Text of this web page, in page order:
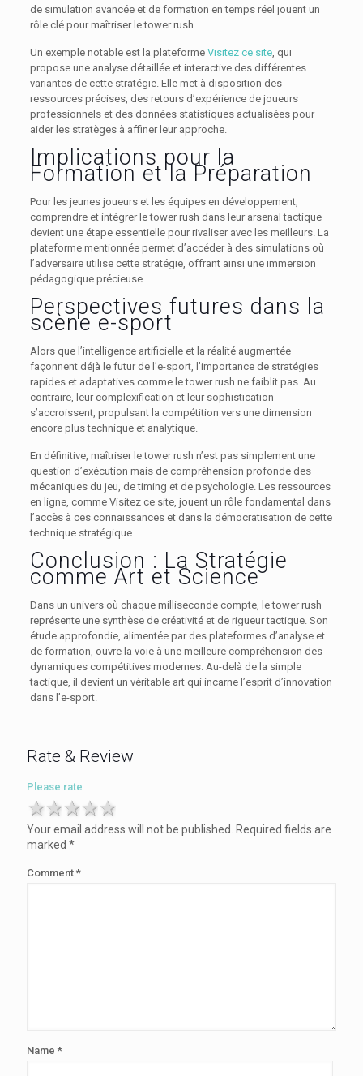
de simulation avancée et de formation en temps réel jouent un
rôle clé pour maîtriser le tower rush.
Un exemple notable est la plateforme Visitez ce site, qui
propose une analyse détaillée et interactive des différentes
variantes de cette stratégie. Elle met à disposition des
ressources précises, des retours d’expérience de joueurs
professionnels et des données statistiques actualisées pour
aider les stratèges à affiner leur approche.
Implications pour la
Formation et la Préparation
Pour les jeunes joueurs et les équipes en développement,
comprendre et intégrer le tower rush dans leur arsenal tactique
devient une étape essentielle pour rivaliser avec les meilleurs. La
plateforme mentionnée permet d’accéder à des simulations où
l’adversaire utilise cette stratégie, offrant ainsi une immersion
pédagogique précieuse.
Perspectives futures dans la
scène e-sport
Alors que l’intelligence artificielle et la réalité augmentée
façonnent déjà le futur de l’e-sport, l’importance de stratégies
rapides et adaptatives comme le tower rush ne faiblit pas. Au
contraire, leur complexification et leur sophistication
s’accroissent, propulsant la compétition vers une dimension
encore plus technique et analytique.
En définitive, maîtriser le tower rush n’est pas simplement une
question d’exécution mais de compréhension profonde des
mécaniques du jeu, de timing et de psychologie. Les ressources
en ligne, comme Visitez ce site, jouent un rôle fondamental dans
l’accès à ces connaissances et dans la démocratisation de cette
technique stratégique.
Conclusion : La Stratégie
comme Art et Science
Dans un univers où chaque milliseconde compte, le tower rush
représente une synthèse de créativité et de rigueur tactique. Son
étude approfondie, alimentée par des plateformes d’analyse et
de formation, ouvre la voie à une meilleure compréhension des
dynamiques compétitives modernes. Au-delà de la simple
tactique, il devient un véritable art qui incarne l’esprit d’innovation
dans l’e-sport.
Rate & Review
Please rate
4 stars
3 stars
2 stars
1 star
Your email address will not be published.
Required fields are
marked *
Comment *
Name *